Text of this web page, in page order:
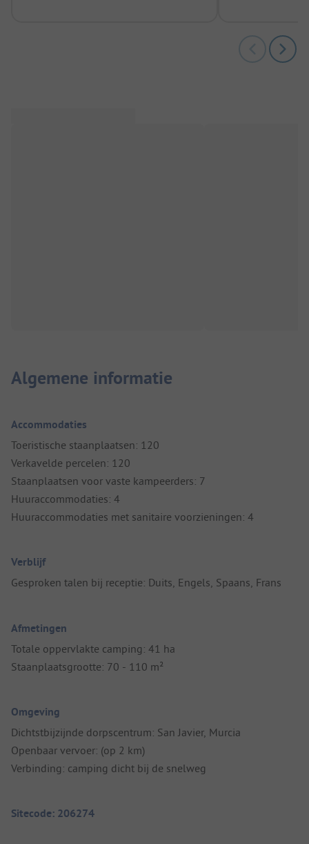
Algemene informatie
Accommodaties
Toeristische staanplaatsen: 120
Verkavelde percelen: 120
Staanplaatsen voor vaste kampeerders: 7
Huuraccommodaties: 4
Huuraccommodaties met sanitaire voorzieningen: 4
Verblijf
Gesproken talen bij receptie: Duits, Engels, Spaans, Frans
Afmetingen
Totale oppervlakte camping: 41 ha
Staanplaatsgrootte: 70 - 110 m²
Omgeving
Dichtstbijzijnde dorpscentrum: San Javier, Murcia
Openbaar vervoer: (op 2 km)
Verbinding: camping dicht bij de snelweg
Sitecode: 206274